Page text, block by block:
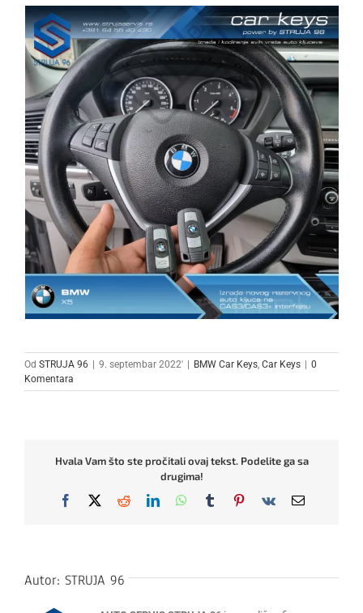
Od STRUJA 96 | 9. septembar 2022' | BMW Car Keys Car Keys | 0
Komentara
Hvala Vam što ste pročitali ovaj tekst. Podelite ga sa
drugima!
Facebook
X RedditLinkedInWhatsApp
TumblrPinterest
Vk Email
Autor: STRUJA 96